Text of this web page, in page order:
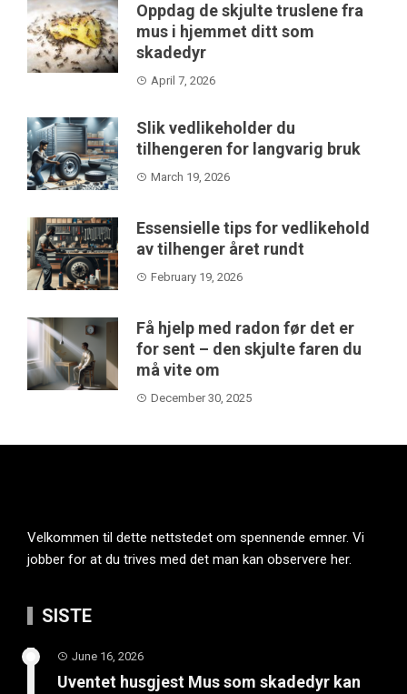
Oppdag de skjulte truslene fra
mus i hjemmet ditt som
skadedyr
April 7, 2026
Slik vedlikeholder du
tilhengeren for langvarig bruk
March 19, 2026
Essensielle tips for vedlikehold
av tilhenger året rundt
February 19, 2026
Få hjelp med radon før det er
for sent – den skjulte faren du
må vite om
December 30, 2025
Velkommen til dette nettstedet om spennende emner. Vi
jobber for at du trives med det man kan observere her.
SISTE
June 16, 2026
Uventet husgjest Mus som skadedyr kan